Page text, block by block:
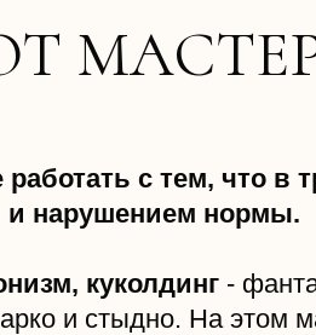
с тем, что в
нарушением нормы.
куколдинг -
и стыдно. На этом